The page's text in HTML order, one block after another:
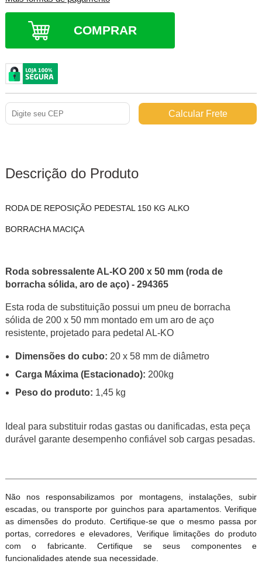
COMPRAR
Descrição do Produto
RODA DE REPOSIÇÃO PEDESTAL 150 KG ALKO
BORRACHA MACIÇA
Roda sobressalente AL-KO 200 x 50 mm (roda de
borracha sólida, aro de aço) - 294365
Esta roda de substituição possui um pneu de borracha
sólida de 200 x 50 mm montado em um aro de aço
resistente, projetado para pedetal AL-KO
Dimensões do cubo: 20 x 58 mm de diâmetro
Carga Máxima (Estacionado): 200kg
Peso do produto: 1,45 kg
Ideal para substituir rodas gastas ou danificadas, esta peça
durável garante desempenho confiável sob cargas pesadas.
Não nos responsabilizamos por montagens, instalações, subir
escadas, ou transporte por guinchos para apartamentos. Verifique
as dimensões do produto. Certifique-se que o mesmo passa por
portas, corredores e elevadores, Verifique limitações do produto
com o fabricante. Certifique se seus componentes e
funcionalidades atende sua necessidade.